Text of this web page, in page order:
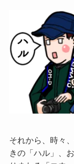
それから、時々
きの「ハル」、